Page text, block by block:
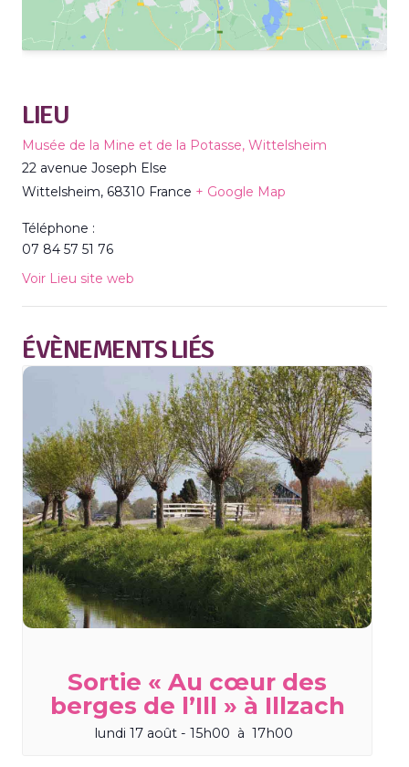
LIEU
Musée de la Mine et de la Potasse, Wittelsheim
22 avenue Joseph Else
Wittelsheim, 68310 France + Google Map
Téléphone :
07 84 57 51 76
Voir Lieu site web
ÉVÈNEMENTS LIÉS
Sortie « Au cœur des
berges de l’Ill » à Illzach
lundi 17 août - 15h00 à 17h00